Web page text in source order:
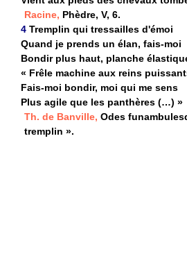
Racine, Phèdre, V, 6.
4 Tremplin qui tressailles d'émoi
Quand je prends un élan, fais-moi
Bondir plus haut, planche
« Frêle machine aux reins
Fais-moi bondir, moi qui me sens
Plus agile que les panthères (…) »
Th. de Banville, Odes
tremplin ».